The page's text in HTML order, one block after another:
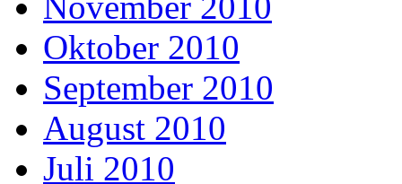
Oktober 2010
September 2010
August 2010
Juli 2010